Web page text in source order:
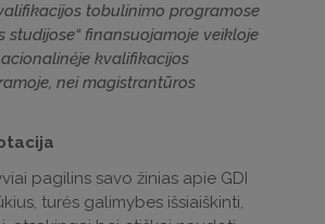
tobulinimo programose
studijose“ finansuojamoje veikloje
kvalifikacijos
nei magistrantūros
pagilins savo žinias apie GDI
turės galimybes išsiaiškinti,